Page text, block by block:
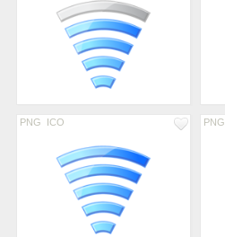
PNG ICO PNG